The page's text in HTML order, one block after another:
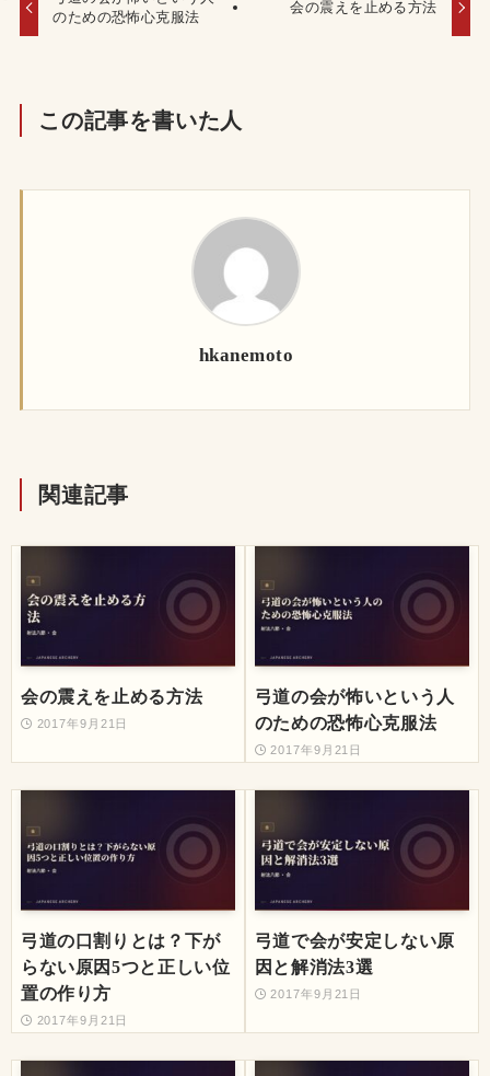
のための恐怖心克服法
会の震えを止める方法
この記事を書いた人
hkanemoto
関連記事
会の震えを止める方法
2017年9月21日
弓道の会が怖いという人
のための恐怖心克服法
2017年9月21日
弓道の口割りとは？下が
らない原因5つと正しい位
置の作り方
2017年9月21日
弓道で会が安定しない原
因と解消法3選
2017年9月21日